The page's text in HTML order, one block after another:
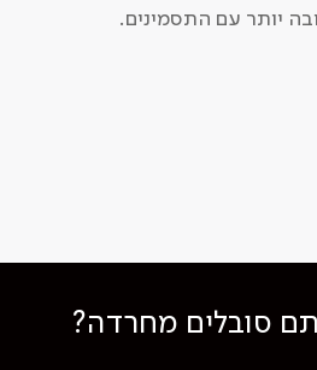
יותר עם התסמינים.
סובלים מחרדה?